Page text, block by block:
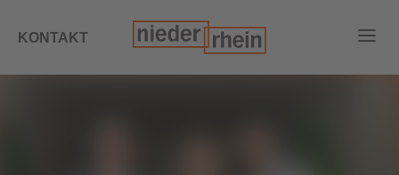
KONTAKT